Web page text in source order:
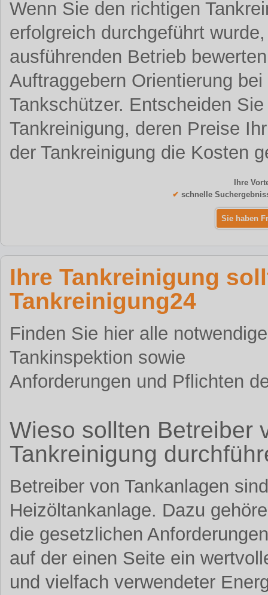
Wenn Sie den richtigen
erfolgreich durchgeführt
ausführenden Betrieb
Auftraggebern Orientierung
Tankschützer. Entscheiden
Tankreinigung, deren Preise
der Tankreinigung die Kosten
Ihre
✔ schnelle
Sie haben
Ihre Tankreinigung
Tankreinigung24
Finden Sie hier alle
Tankinspektion sowie
Anforderungen und Pflichten
Wieso sollten Betreiber
Tankreinigung
Betreiber von Tankanlagen
Heizöltankanlage. Dazu
die gesetzlichen
auf der einen Seite ein
und vielfach verwendeter